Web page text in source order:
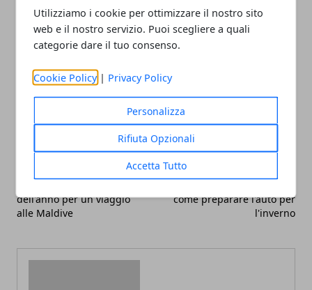
Utilizziamo i cookie per ottimizzare il nostro sito
web e il nostro servizio. Puoi scegliere a quali
categorie dare il tuo consenso.
Cookie Policy | Privacy Policy
Personalizza
Rifiuta Opzionali
Accetta Tutto
Facebook
Twitter
dell'anno per un viaggio
alle Maldive
come preparare l'auto per
l'inverno